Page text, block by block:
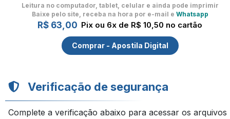
Leitura no computador, tablet, celular e ainda pode imprimir
Baixe pelo site, receba na hora por e-mail e Whatsapp
R$ 63,00 Pix ou 6x de R$ 10,50 no cartão
Comprar - Apostila Digital
Verificação de segurança
Complete a verificação abaixo para acessar os arquivos